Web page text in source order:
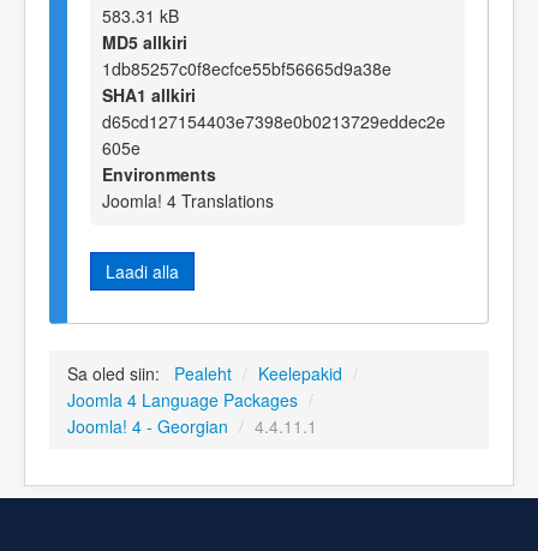
583.31 kB
MD5 allkiri
1db85257c0f8ecfce55bf56665d9a38e
SHA1 allkiri
d65cd127154403e7398e0b0213729eddec2e
605e
Environments
Joomla! 4 Translations
Laadi alla
Sa oled siin: Pealeht / Keelepakid /
Joomla 4 Language Packages /
Joomla! 4 - Georgian / 4.4.11.1